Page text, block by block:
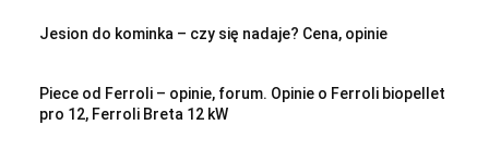
Jesion do kominka – czy się nadaje? Cena, opinie
Piece od Ferroli – opinie, forum. Opinie o Ferroli biopellet
pro 12, Ferroli Breta 12 kW